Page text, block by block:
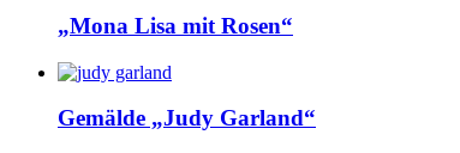
„Mona Lisa mit Rosen“
Gemälde „Judy Garland“